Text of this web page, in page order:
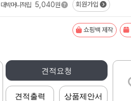
대박머니적립 5,040원 회원가입
쇼핑백 제작
견적요청
견적출력 상품제안서